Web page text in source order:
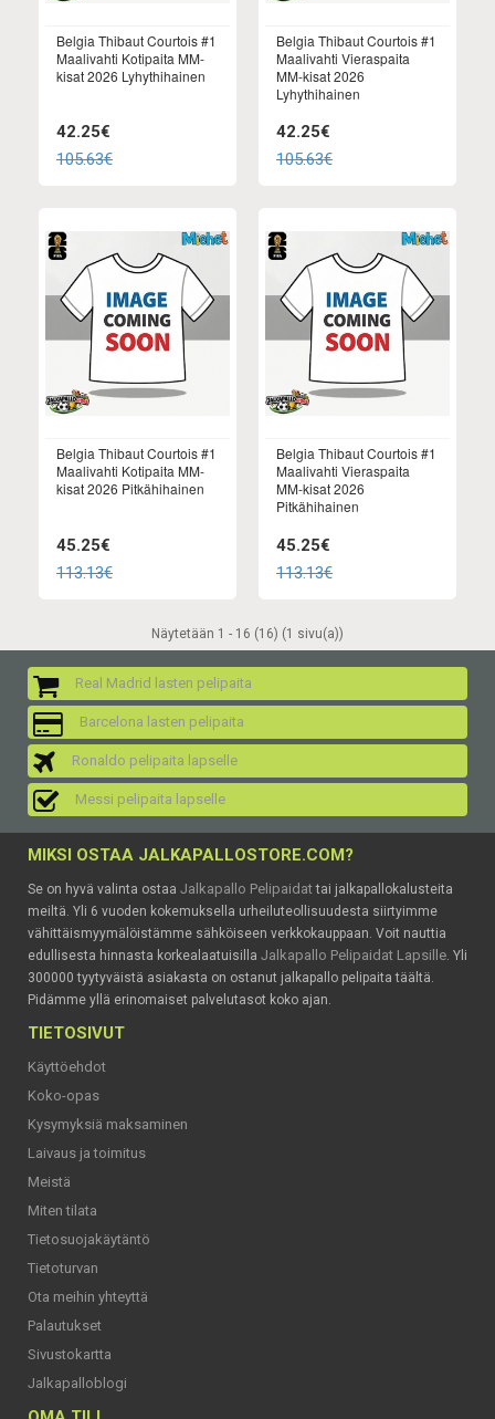
Belgia Thibaut Courtois #1
Maalivahti Kotipaita MM-
kisat 2026 Lyhythihainen
42.25€
105.63€
Belgia Thibaut Courtois #1
Maalivahti Vieraspaita
MM-kisat 2026
Lyhythihainen
42.25€
105.63€
Belgia Thibaut Courtois #1
Maalivahti Kotipaita MM-
kisat 2026 Pitkähihainen
45.25€
113.13€
Belgia Thibaut Courtois #1
Maalivahti Vieraspaita
MM-kisat 2026
Pitkähihainen
45.25€
113.13€
Näytetään 1 - 16 (16) (1 sivu(a))
Real Madrid lasten pelipaita
Barcelona lasten pelipaita
Ronaldo pelipaita lapselle
Messi pelipaita lapselle
MIKSI OSTAA JALKAPALLOSTORE.COM?
Se on hyvä valinta ostaa Jalkapallo Pelipaidattai jalkapallokalusteita
meiltä. Yli 6 vuoden kokemuksella urheiluteollisuudesta siirtyimme
vähittäismyymälöistämme sähköiseen verkkokauppaan. Voit nauttia
edullisesta hinnasta korkealaatuisilla Jalkapallo Pelipaidat Lapsille . Yli
300000 tyytyväistä asiakasta on ostanut jalkapallo pelipaita täältä.
Pidämme yllä erinomaiset palvelutasot koko ajan.
TIETOSIVUT
Käyttöehdot
Koko-opas
Kysymyksiä maksaminen
Laivaus ja toimitus
Meistä
Miten tilata
Tietosuojakäytäntö
Tietoturvan
Ota meihin yhteyttä
Palautukset
Sivustokartta
Jalkapalloblogi